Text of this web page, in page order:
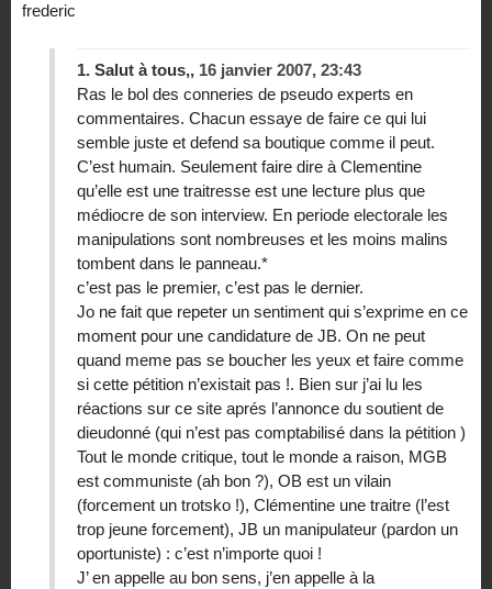
frederic
1. Salut à tous,, 16 janvier 2007, 23:43
Ras le bol des conneries de pseudo experts en
commentaires. Chacun essaye de faire ce qui lui
semble juste et defend sa boutique comme il peut.
C’est humain. Seulement faire dire à Clementine
qu’elle est une traitresse est une lecture plus que
médiocre de son interview. En periode electorale les
manipulations sont nombreuses et les moins malins
tombent dans le panneau.*
c’est pas le premier, c’est pas le dernier.
Jo ne fait que repeter un sentiment qui s’exprime en ce
moment pour une candidature de JB. On ne peut
quand meme pas se boucher les yeux et faire comme
si cette pétition n’existait pas !. Bien sur j’ai lu les
réactions sur ce site aprés l’annonce du soutient de
dieudonné (qui n’est pas comptabilisé dans la pétition )
Tout le monde critique, tout le monde a raison, MGB
est communiste (ah bon ?), OB est un vilain
(forcement un trotsko !), Clémentine une traitre (l’est
trop jeune forcement), JB un manipulateur (pardon un
oportuniste) : c’est n’importe quoi !
J’ en appelle au bon sens, j’en appelle à la